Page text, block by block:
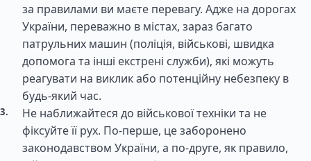
за правилами ви маєте перевагу. Адже на дорогах
України, переважно в містах, зараз багато
патрульних машин (поліція, військові, швидка
допомога та інші екстрені служби), які можуть
реагувати на виклик або потенційну небезпеку в
будь-який час.
Не наближайтеся до військової техніки та не
фіксуйте її рух. По-перше, це заборонено
законодавством України, а по-друге, як правило,